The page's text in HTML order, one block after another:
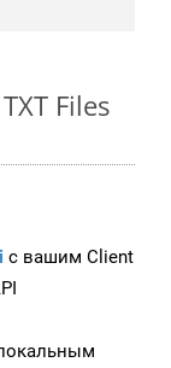
Files
с вашим Client